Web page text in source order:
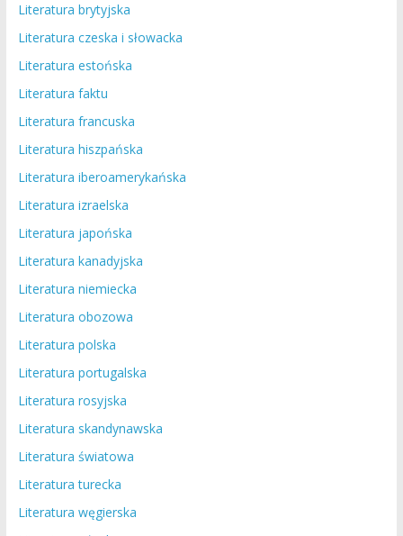
Literatura brytyjska
Literatura czeska i słowacka
Literatura estońska
Literatura faktu
Literatura francuska
Literatura hiszpańska
Literatura iberoamerykańska
Literatura izraelska
Literatura japońska
Literatura kanadyjska
Literatura niemiecka
Literatura obozowa
Literatura polska
Literatura portugalska
Literatura rosyjska
Literatura skandynawska
Literatura światowa
Literatura turecka
Literatura węgierska